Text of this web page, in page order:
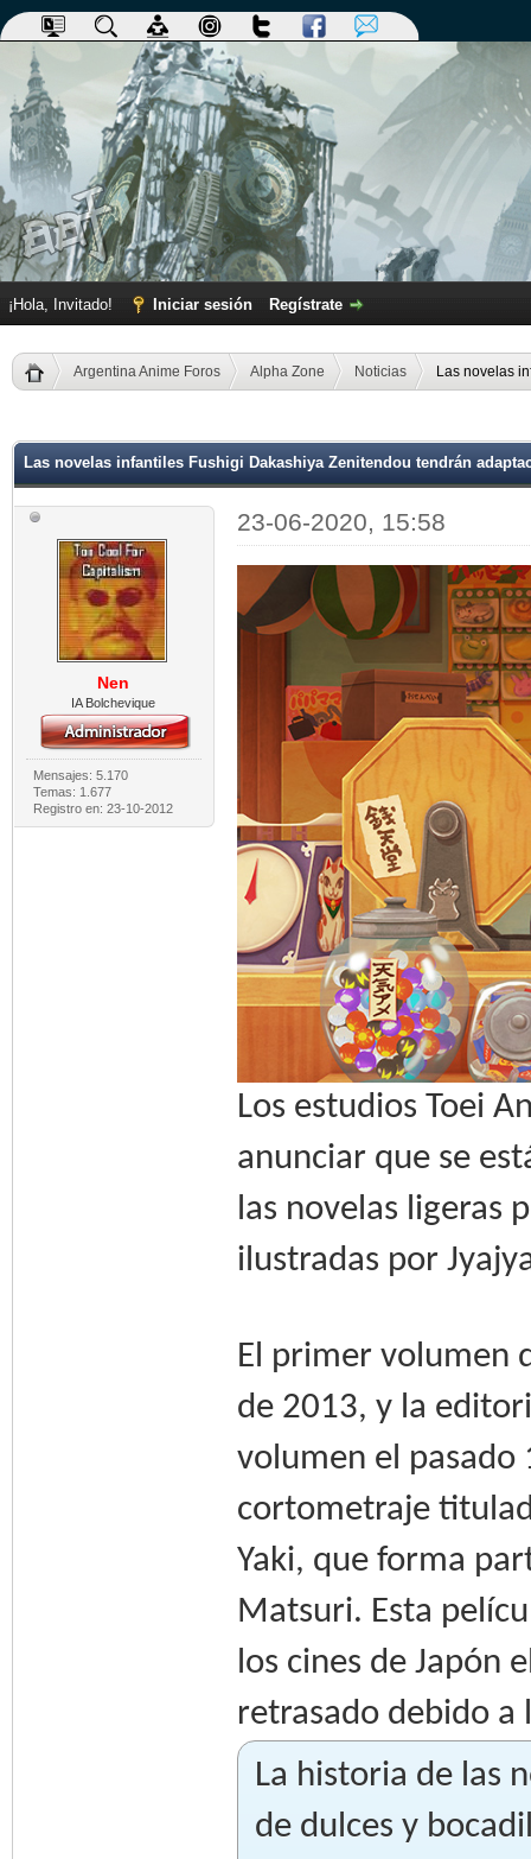
¡Hola, Invitado! Iniciar sesión Regístrate
Argentina Anime Foros Alpha Zone Noticias Las novelas
Las novelas infantiles Fushigi Dakashiya Zenitendou tendrán
Nen
IA Bolchevique
Mensajes: 5.170
Temas: 1.677
Registro en: 23-10-2012
23-06-2020, 15:58
Los estudios Toei
anunciar que se
las novelas ligeras
ilustradas por
El primer volumen
de 2013, y la
volumen el pasado
cortometraje
Yaki, que forma
Matsuri. Esta
los cines de Japón
retrasado debido a
La historia de las
de dulces y